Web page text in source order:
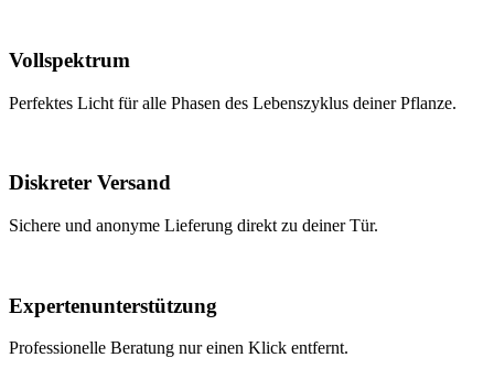
Vollspektrum
Perfektes Licht für alle Phasen des Lebenszyklus deiner Pflanze.
Diskreter Versand
Sichere und anonyme Lieferung direkt zu deiner Tür.
Expertenunterstützung
Professionelle Beratung nur einen Klick entfernt.